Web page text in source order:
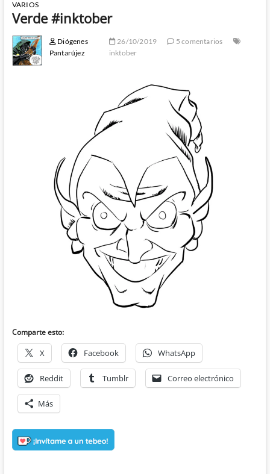
VARIOS
Verde #inktober
Diógenes
Pantarújez
26/10/2019
5 comentarios
inktober
Comparte esto:
X Facebook WhatsApp
Reddit Tumblr Correo electrónico
Más